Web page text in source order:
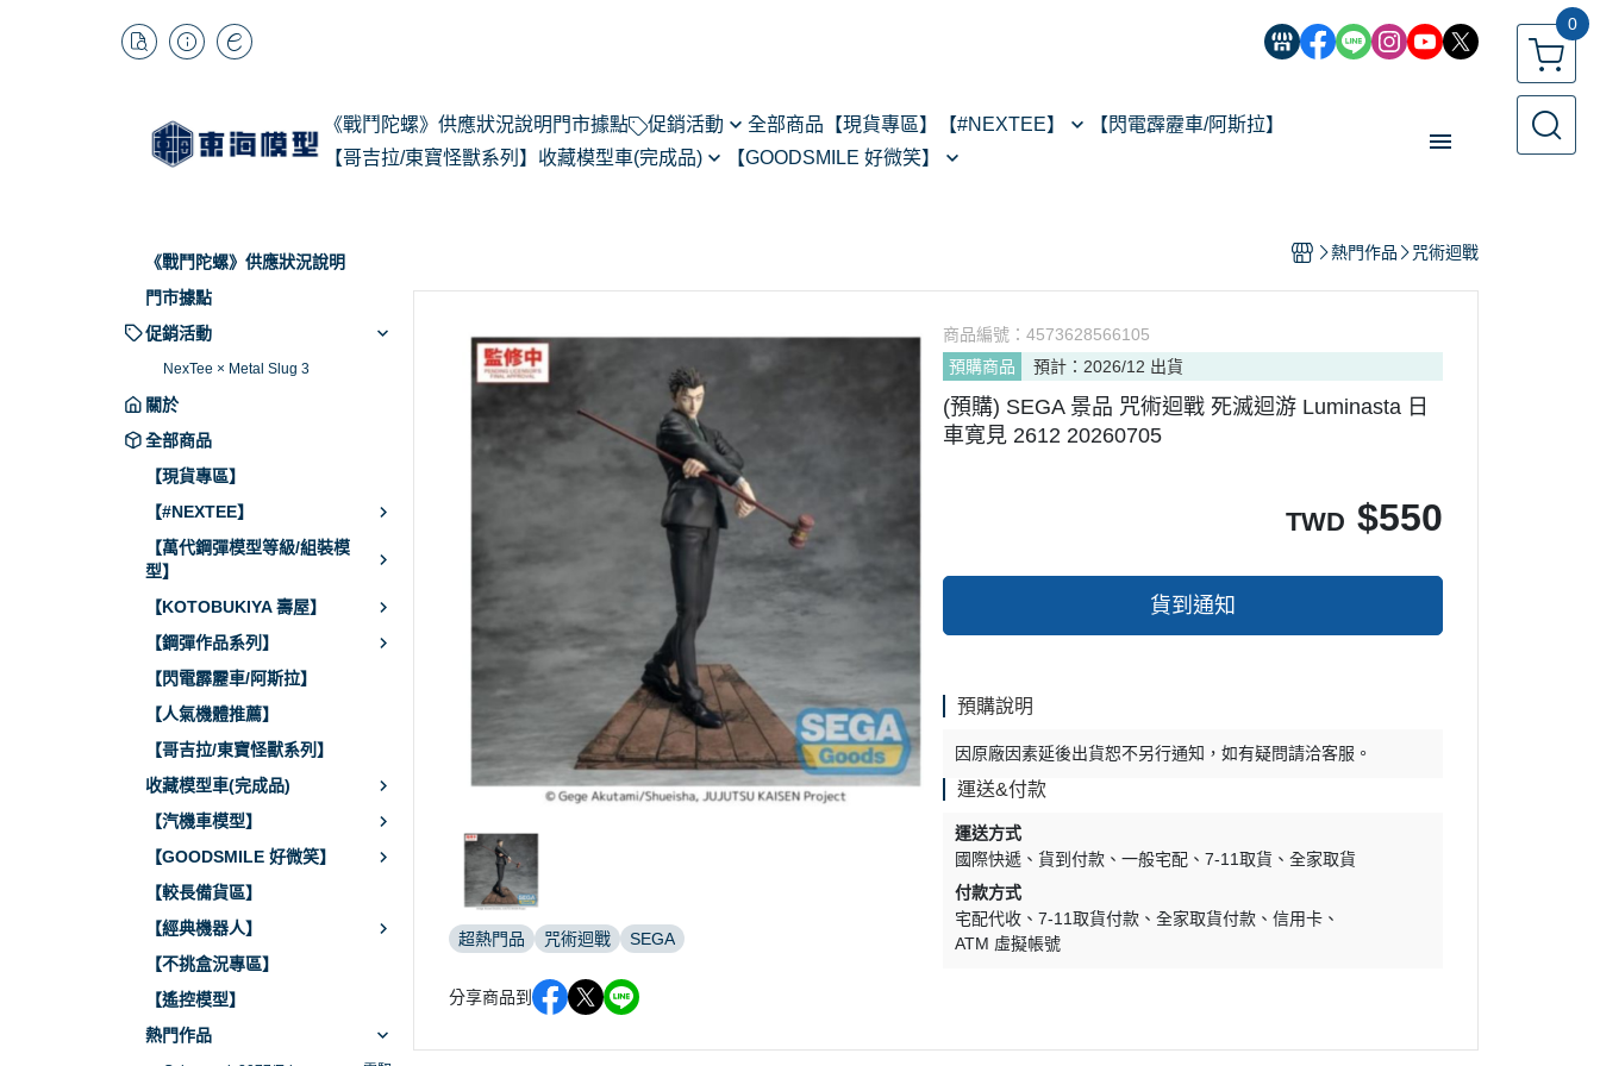
0
《戰鬥陀螺》供應狀況說明 門市據點 促銷活動 全部商品 【現貨專區】 【#NEXTEE】
あるある
翻轉模玩
Legendary系列
PIXEL ADVENTURE
NEXT系列
【閃電霹靂車/阿斯拉】
【哥吉拉/東寶怪獸系列】 收藏模型車(完成品)
BBR
【GOODSMILE 好微笑】
POP UP PARADE
Max Factory
PVC
HELLO! GOOD SMILE
THE合體
【經典機器人】
【預購專區】
反詐騙指南
《戰鬥陀螺》供應狀況說明
門市據點
促銷活動
NexTee × Metal Slug 3
關於
全部商品
【現貨專區】
【#NEXTEE】
【萬代鋼彈模型等級/組裝模
型】
【KOTOBUKIYA 壽屋】
【鋼彈作品系列】
【閃電霹靂車/阿斯拉】
【人氣機體推薦】
【哥吉拉/東寶怪獸系列】
收藏模型車(完成品)
【汽機車模型】
【GOODSMILE 好微笑】
【較長備貨區】
【經典機器人】
【不挑盒況專區】
【遙控模型】
熱門作品
熱門作品 咒術迴戰
超熱門品 咒術迴戰 SEGA
分享商品到
商品編號：4573628566105
預購商品
預計：2026/12 出貨
(預購) SEGA 景品 咒術迴戰 死滅迴游 Luminasta 日
車寛見 2612 20260705
TWD $550
貨到通知
預購說明
因原廠因素延後出貨恕不另行通知，如有疑問請洽客服。
運送&付款
運送方式
國際快遞
貨到付款 一般宅配 7-11取貨
全家取貨
付款方式
宅配代收
7-11取貨付款 全家取貨付款
信用卡
ATM 虛擬帳號